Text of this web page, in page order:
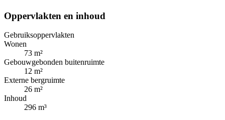
Oppervlakten en inhoud
Gebruiksoppervlakten
Wonen
73 m²
Gebouwgebonden buitenruimte
12 m²
Externe bergruimte
26 m²
Inhoud
296 m³